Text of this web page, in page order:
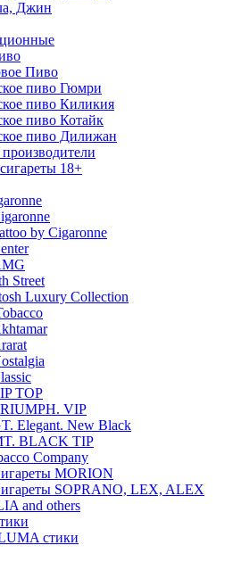
Джин
Пиво
пиво Гюмри
пиво Киликия
пиво Котайк
пиво Дилижан
18+
by Cigaronne
Street
Luxury Collection
TOP
VIP
Elegant. New Black
BLACK TIP
Company
MORION
SOPRANO, LEX, ALEX
and others
стики